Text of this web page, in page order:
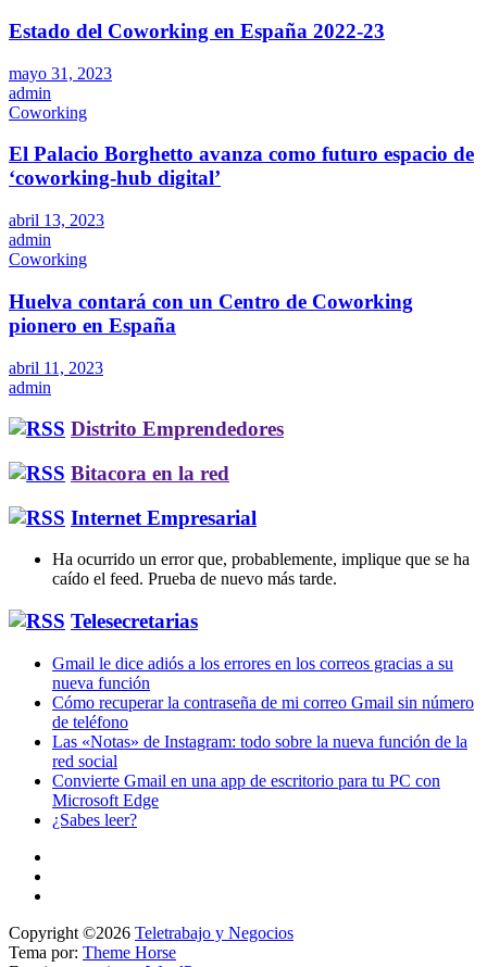
Estado del Coworking en España 2022-23
mayo 31, 2023
admin
Coworking
El Palacio Borghetto avanza como futuro espacio de
‘coworking-hub digital’
abril 13, 2023
admin
Coworking
Huelva contará con un Centro de Coworking
pionero en España
abril 11, 2023
admin
Distrito Emprendedores
Bitacora en la red
Internet Empresarial
Ha ocurrido un error que, probablemente, implique que se ha
caído el feed. Prueba de nuevo más tarde.
Telesecretarias
Gmail le dice adiós a los errores en los correos gracias a su
nueva función
Cómo recuperar la contraseña de mi correo Gmail sin número
de teléfono
Las «Notas» de Instagram: todo sobre la nueva función de la
red social
Convierte Gmail en una app de escritorio para tu PC con
Microsoft Edge
¿Sabes leer?
Copyright ©2026 Teletrabajo y Negocios
Tema por: Theme Horse